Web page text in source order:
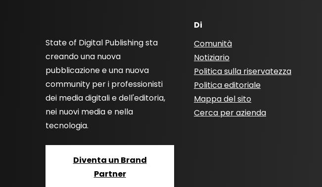
State of Digital Publishing sta
creando una nuova
pubblicazione e una nuova
community per i professionisti
dei media digitali e dell'editoria,
nei nuovi media e nella
tecnologia.
Diventa un Brand
Partner
Di
Comunità
Notiziario
Politica sulla riservatezza
Politica editoriale
Mappa del sito
Cerca per azienda